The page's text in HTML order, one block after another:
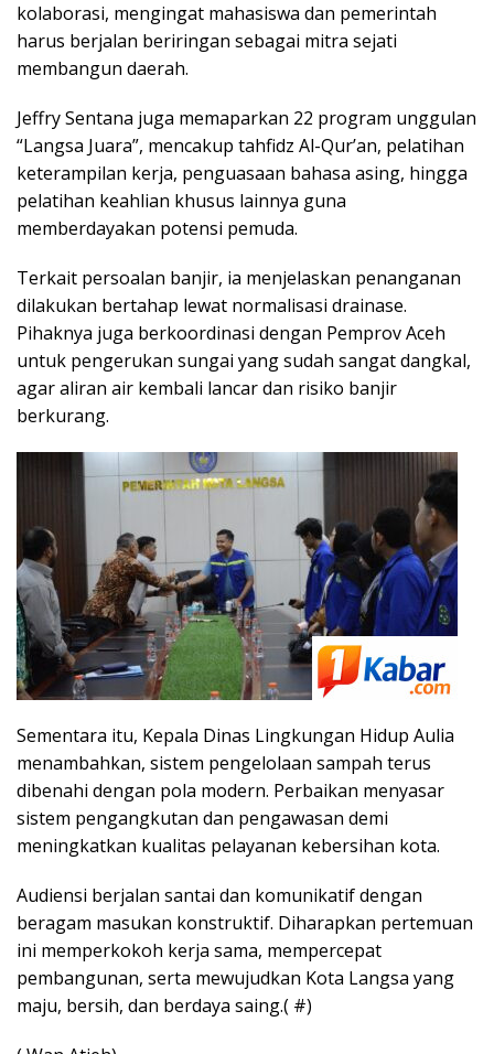
kolaborasi, mengingat mahasiswa dan pemerintah
harus berjalan beriringan sebagai mitra sejati
membangun daerah.
Jeffry Sentana juga memaparkan 22 program unggulan
“Langsa Juara”, mencakup tahfidz Al-Qur’an, pelatihan
keterampilan kerja, penguasaan bahasa asing, hingga
pelatihan keahlian khusus lainnya guna
memberdayakan potensi pemuda.
Terkait persoalan banjir, ia menjelaskan penanganan
dilakukan bertahap lewat normalisasi drainase.
Pihaknya juga berkoordinasi dengan Pemprov Aceh
untuk pengerukan sungai yang sudah sangat dangkal,
agar aliran air kembali lancar dan risiko banjir
berkurang.
Sementara itu, Kepala Dinas Lingkungan Hidup Aulia
menambahkan, sistem pengelolaan sampah terus
dibenahi dengan pola modern. Perbaikan menyasar
sistem pengangkutan dan pengawasan demi
meningkatkan kualitas pelayanan kebersihan kota.
Audiensi berjalan santai dan komunikatif dengan
beragam masukan konstruktif. Diharapkan pertemuan
ini memperkokoh kerja sama, mempercepat
pembangunan, serta mewujudkan Kota Langsa yang
maju, bersih, dan berdaya saing.( #)